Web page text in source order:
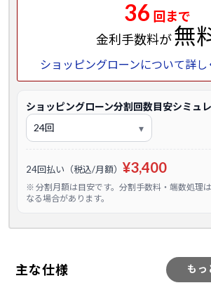
36 回まで
金利手数料が無
ショッピングローンについて詳
ショッピングローン分割回数目安シミュ
24回払い（税込/月額） ¥3,400
※ 分割月額は目安です。分割手数料・端数処理
なる場合があります。
主な仕様 もっ